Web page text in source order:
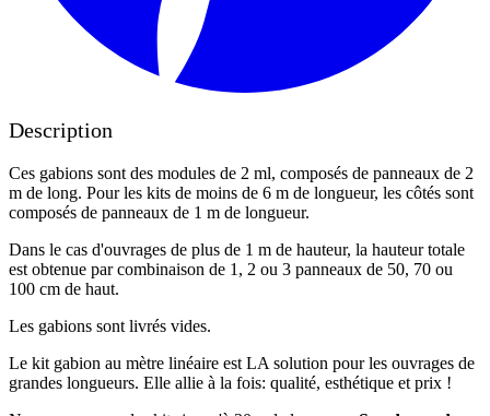
Description
Ces gabions sont des modules de 2 ml, composés de panneaux de 2
m de long. Pour les kits de moins de 6 m de longueur, les côtés sont
composés de panneaux de 1 m de longueur.
Dans le cas d'ouvrages de plus de 1 m de hauteur, la hauteur totale
est obtenue par combinaison de 1, 2 ou 3 panneaux de 50, 70 ou
100 cm de haut.
Les gabions sont livrés vides.
Le kit gabion au mètre linéaire est LA solution pour les ouvrages de
grandes longueurs. Elle allie à la fois: qualité, esthétique et prix !